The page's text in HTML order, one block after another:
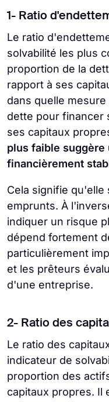
1- Ratio
Le ratio
solvabilité les plus
proportion de la
rapport à ses
dans quelle
dette pour financer
ses capitaux
plus faible
financièrement
Cela signifie
emprunts. À
indiquer un risque
dépend fortement
particulièrement
et les prêteurs
d'une entreprise.
2- Ratio des
Le ratio des
indicateur de
proportion des
capitaux propres. Il